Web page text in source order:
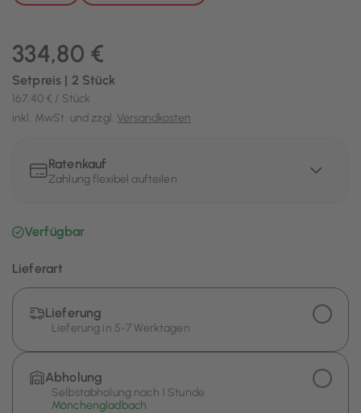
334,80 €
Setpreis | 2 Stück
167,40 € / Stück
inkl. MwSt. und zzgl. Versandkosten
Ratenkauf
Zahlung flexibel aufteilen
Verfügbar
Lieferart
Lieferung
Lieferung in 5-7 Werktagen
Abholung
Selbstabholung nach 1 Stunde
Mönchengladbach